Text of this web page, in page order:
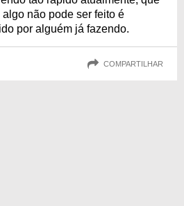
não pode ser feito é
por alguém já fazendo.
COMPARTILHAR